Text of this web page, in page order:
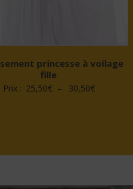
princesse à voilage
fille
Prix : 25,50€ – 30,50€Plage